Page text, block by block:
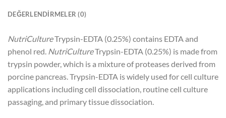
DEĞERLENDIRMELER (0)
NutriCultureTrypsin-EDTA (0.25%) contains EDTA and
phenol red. NutriCultureTrypsin-EDTA (0.25%) is made from
trypsin powder, which is a mixture of proteases derived from
porcine pancreas. Trypsin-EDTA is widely used for cell culture
applications including cell dissociation, routine cell culture
passaging, and primary tissue dissociation.